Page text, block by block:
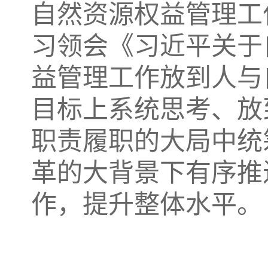
自然资源权益管理
习领会《习近平关
益管理工作放到人
目标上系统思考、
职责履职的大局中
革的大背景下有序
作，提升整体水平。